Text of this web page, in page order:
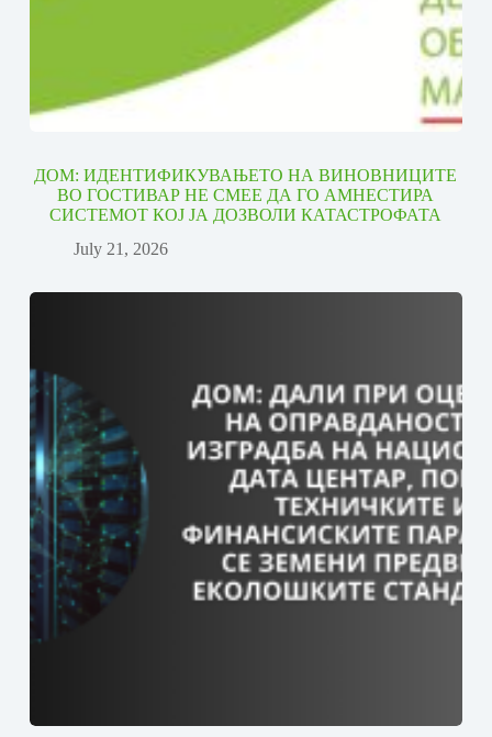
ДОМ: ИДЕНТИФИКУВАЊЕТО НА ВИНОВНИЦИТЕ
ВО ГОСТИВАР НЕ СМЕЕ ДА ГО АМНЕСТИРА
СИСТЕМОТ КОЈ ЈА ДОЗВОЛИ КАТАСТРОФАТА
July 21, 2026